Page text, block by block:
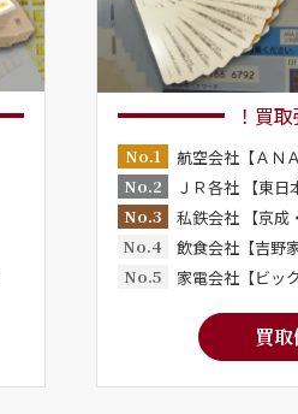
！買
No.1
航空会社【ＡＮ
No.2
ＪＲ各社 【東日
No.3
私鉄会社 【京成
No.4
飲食会社【吉野
No.5
家電会社【ビッ
買